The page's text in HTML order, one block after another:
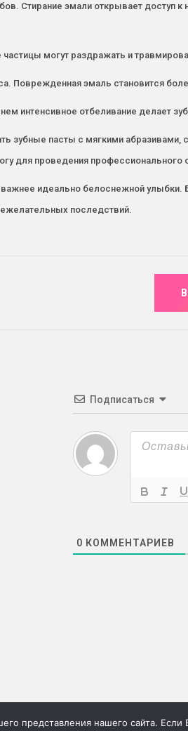
Стирание эмали открывает
могут раздражать и
Поврежденная эмаль становится
интенсивное отбеливание делает
зубные пасты с мягкими
для проведения профессионального
идеально белоснежной
последствий.
Подписаться
0 КОММЕНТАРИЕВ
публикаций
представления нашего сайта. Если